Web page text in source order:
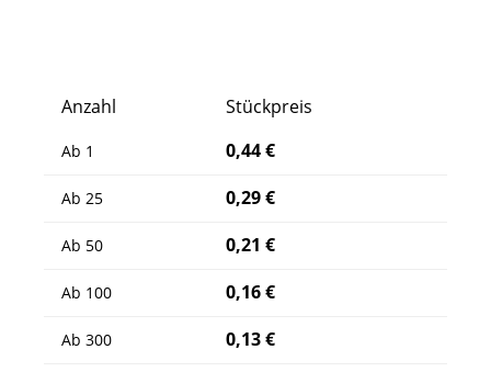
Anzahl Stückpreis
Ab 1 0,44 €
Ab 25 0,29 €
Ab 50 0,21 €
Ab 100 0,16 €
Ab 300 0,13 €